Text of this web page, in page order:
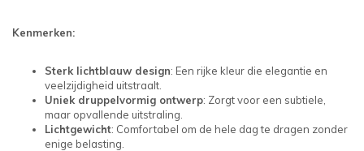
Kenmerken:
Sterk lichtblauw design: Een rijke kleur die elegantie en
veelzijdigheid uitstraalt.
Uniek druppelvormig ontwerp: Zorgt voor een subtiele,
maar opvallende uitstraling.
Lichtgewicht: Comfortabel om de hele dag te dragen zonder
enige belasting.